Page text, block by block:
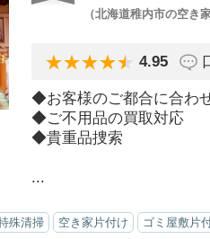
（北海道稚内市の空き
4.95
◆お客様のご都合に合わ
◆ご不用品の買取対応
◆貴重品捜索
...
殊清掃 空き家片付け ゴミ屋敷片